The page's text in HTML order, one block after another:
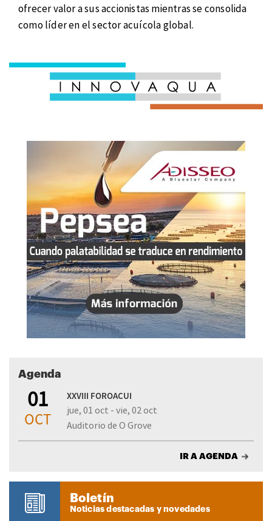
ofrecer valor a sus accionistas mientras se consolida
como líder en el sector acuícola global.
Agenda
01
OCT
XXVIII FOROACUI
jue, 01 oct - vie, 02 oct
Auditorio de O Grove
IR A AGENDA
Boletín
Noticias destacadas y novedades